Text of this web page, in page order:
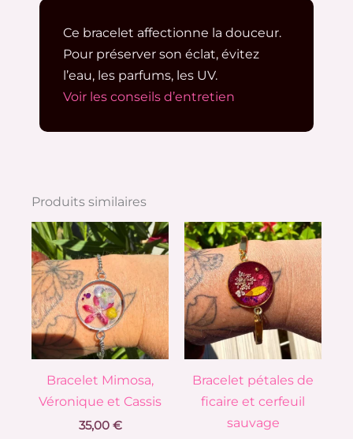
Ce bracelet affectionne la douceur.
Pour préserver son éclat, évitez
l’eau, les parfums, les UV.
Voir les conseils d’entretien
Produits similaires
Bracelet Mimosa,
Véronique et Cassis
35,00 €
Bracelet pétales de
ficaire et cerfeuil
sauvage